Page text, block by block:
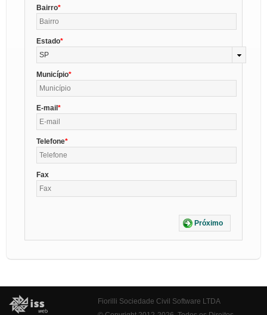
Bairro
Estado
SP
Município
E-mail
Telefone
Fax
Próximo
Fiorilli Sociedade Civil Software LTDA